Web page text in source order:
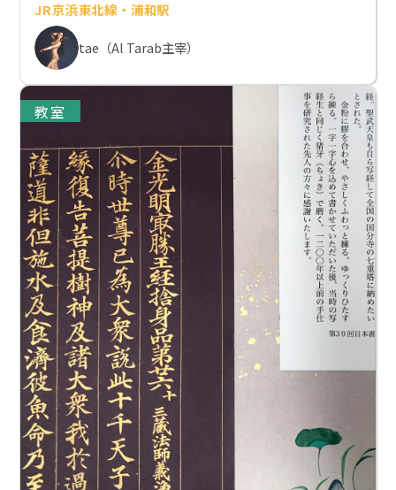
JR京浜東北線・浦和駅
tae（Al Tarab主宰）
教室